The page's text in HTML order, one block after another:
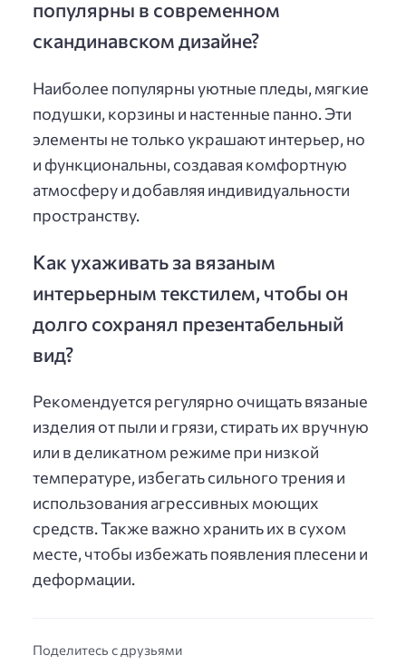
популярны в современном
скандинавском дизайне?
Наиболее популярны уютные пледы, мягкие
подушки, корзины и настенные панно. Эти
элементы не только украшают интерьер, но
и функциональны, создавая комфортную
атмосферу и добавляя индивидуальности
пространству.
Как ухаживать за вязаным
интерьерным текстилем, чтобы он
долго сохранял презентабельный
вид?
Рекомендуется регулярно очищать вязаные
изделия от пыли и грязи, стирать их вручную
или в деликатном режиме при низкой
температуре, избегать сильного трения и
использования агрессивных моющих
средств. Также важно хранить их в сухом
месте, чтобы избежать появления плесени и
деформации.
Поделитесь с друзьями